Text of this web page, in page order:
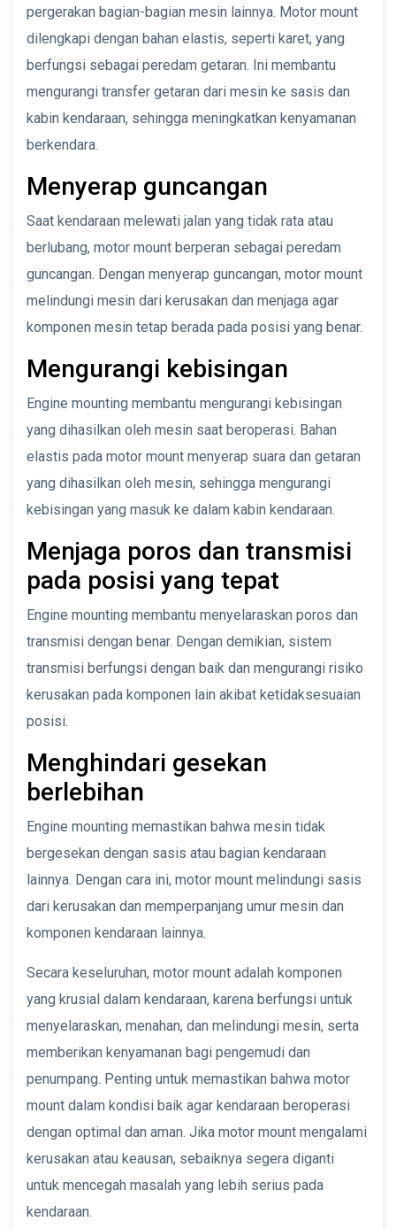
pergerakan bagian-bagian mesin lainnya. Motor mount
dilengkapi dengan bahan elastis, seperti karet, yang
berfungsi sebagai peredam getaran. Ini membantu
mengurangi transfer getaran dari mesin ke sasis dan
kabin kendaraan, sehingga meningkatkan kenyamanan
berkendara.
Menyerap guncangan
Saat kendaraan melewati jalan yang tidak rata atau
berlubang, motor mount berperan sebagai peredam
guncangan. Dengan menyerap guncangan, motor mount
melindungi mesin dari kerusakan dan menjaga agar
komponen mesin tetap berada pada posisi yang benar.
Mengurangi kebisingan
Engine mounting membantu mengurangi kebisingan
yang dihasilkan oleh mesin saat beroperasi. Bahan
elastis pada motor mount menyerap suara dan getaran
yang dihasilkan oleh mesin, sehingga mengurangi
kebisingan yang masuk ke dalam kabin kendaraan.
Menjaga poros dan transmisi
pada posisi yang tepat
Engine mounting membantu menyelaraskan poros dan
transmisi dengan benar. Dengan demikian, sistem
transmisi berfungsi dengan baik dan mengurangi risiko
kerusakan pada komponen lain akibat ketidaksesuaian
posisi.
Menghindari gesekan
berlebihan
Engine mounting memastikan bahwa mesin tidak
bergesekan dengan sasis atau bagian kendaraan
lainnya. Dengan cara ini, motor mount melindungi sasis
dari kerusakan dan memperpanjang umur mesin dan
komponen kendaraan lainnya.
Secara keseluruhan, motor mount adalah komponen
yang krusial dalam kendaraan, karena berfungsi untuk
menyelaraskan, menahan, dan melindungi mesin, serta
memberikan kenyamanan bagi pengemudi dan
penumpang. Penting untuk memastikan bahwa motor
mount dalam kondisi baik agar kendaraan beroperasi
dengan optimal dan aman. Jika motor mount mengalami
kerusakan atau keausan, sebaiknya segera diganti
untuk mencegah masalah yang lebih serius pada
kendaraan.